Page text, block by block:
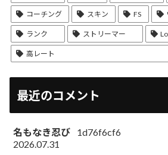
コーチング スキン FS
ランク ストリーマー Lo
高レート
最近のコメント
名もなき忍び
1d76f6cf6
2026.07.31